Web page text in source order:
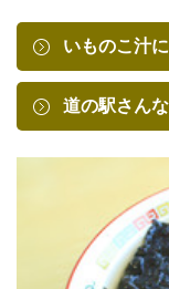
いものこ汁
道の駅さん